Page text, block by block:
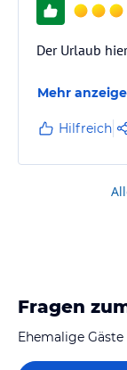
Der Urlaub
Mehr
Hilfreich
Fragen
Ehemalige